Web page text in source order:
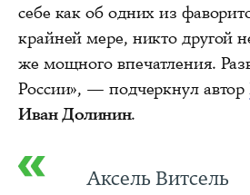
себе как об одних из
крайней мере, никто другой
же мощного впечатления.
России», — подчеркнул автор
Иван Долинин.
Аксель Витсель